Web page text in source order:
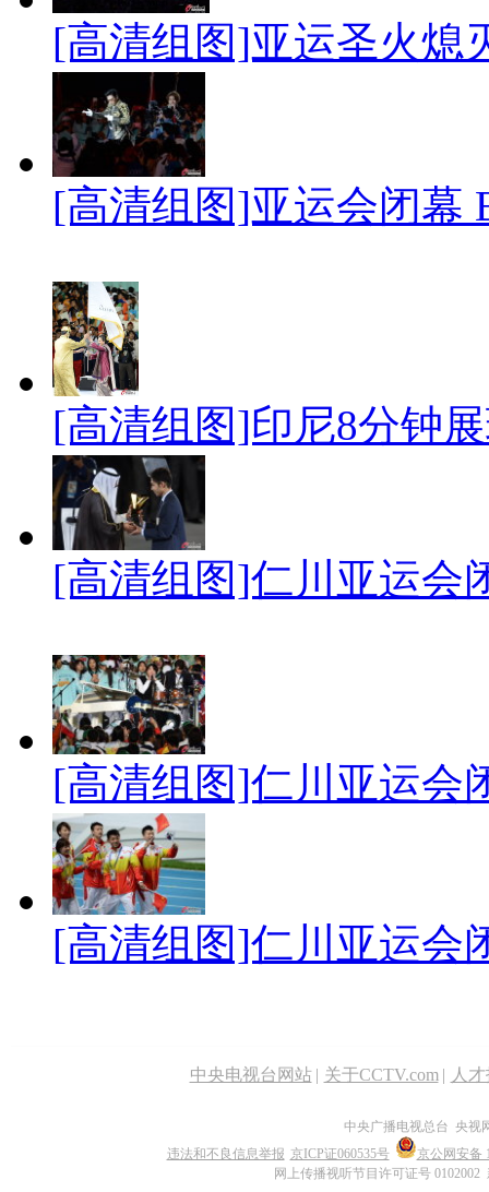
[高清组图]亚运圣火熄
[高清组图]亚运会闭幕
[高清组图]印尼8分钟
[高清组图]仁川亚运会
[高清组图]仁川亚运会
[高清组图]仁川亚运会
中央电视台网站 | 关于CCTV.com | 人
中央广播电视总台 央视
违法和不良信息举报 京ICP证060535号
京公网安备
网上传播视听节目许可证号 0102002